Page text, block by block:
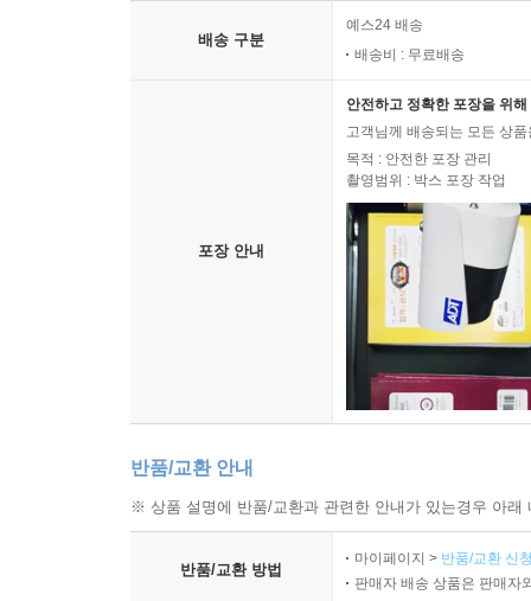
배송 구분
예스24 배송
배송비 : 무료배송
포장 안내
안전하고 정확한 포장을 위
고객님께 배송되는 모든 상
목적 : 안전한 포장 관리
촬영범위 : 박스 포장 작업
반품/교환 안내
※ 상품 설명에 반품/교환과 관련한 안내가 있는경우 아
반품/교환 방법
마이페이지 > 반품/교환 신
판매자 배송 상품은 판매자